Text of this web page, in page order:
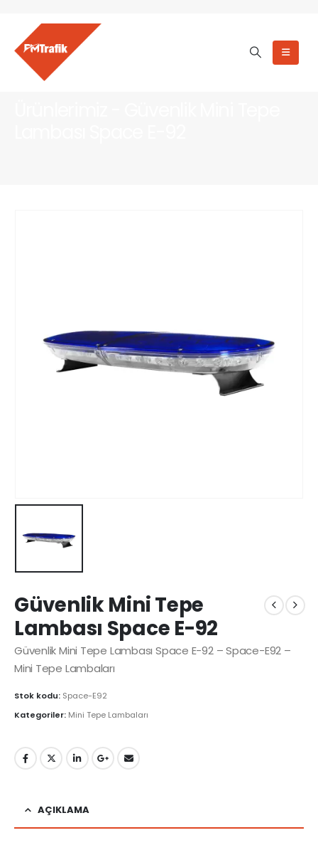
Güvenlik Mini Tepe
Lambası Space E-92
Güvenlik Mini Tepe Lambası Space E-92 – Space-E92 –
Mini Tepe Lambaları
Stok kodu: Space-E92
Kategoriler: Mini Tepe Lambaları
AÇIKLAMA